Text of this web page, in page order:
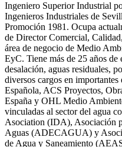
Ingeniero Superior Industrial
Ingenieros Industriales de
Promoción 1981. Ocupa
de Director Comercial,
área de negocio de Medio
EyC. Tiene más de 25 años de
desalación, aguas residuales,
diversos cargos en
Española, ACS Proyectos,
España y OHL Medio
vinculadas al sector del agua
Asociation (IDA), Asociación
Aguas (ADECAGUA) y
de Agua y Saneamiento